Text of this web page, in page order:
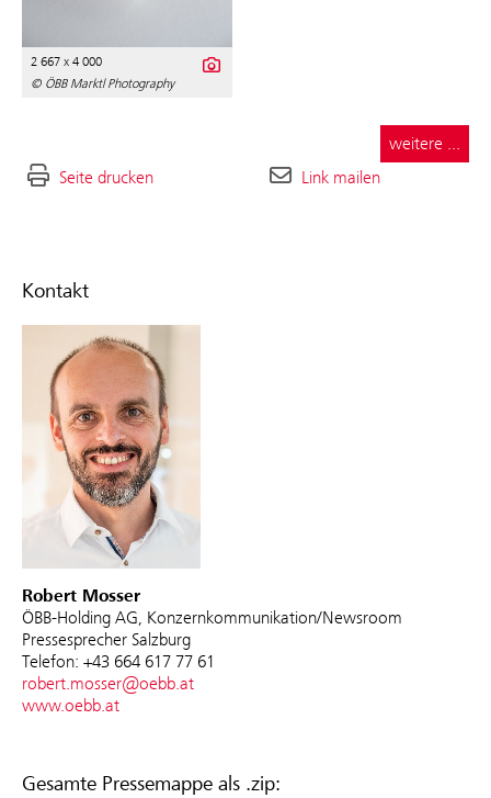
Kontakt
Robert Mosser
ÖBB-Holding AG, Konzernkommunikation/Newsroom
Pressesprecher Salzburg
Telefon: +43 664 617 77 61
robert.mosser@oebb.at
www.oebb.at
Gesamte Pressemappe als .zip:
2 667 x 4 000
© ÖBB Marktl Photography
weitere ...
Seite drucken
Link mailen